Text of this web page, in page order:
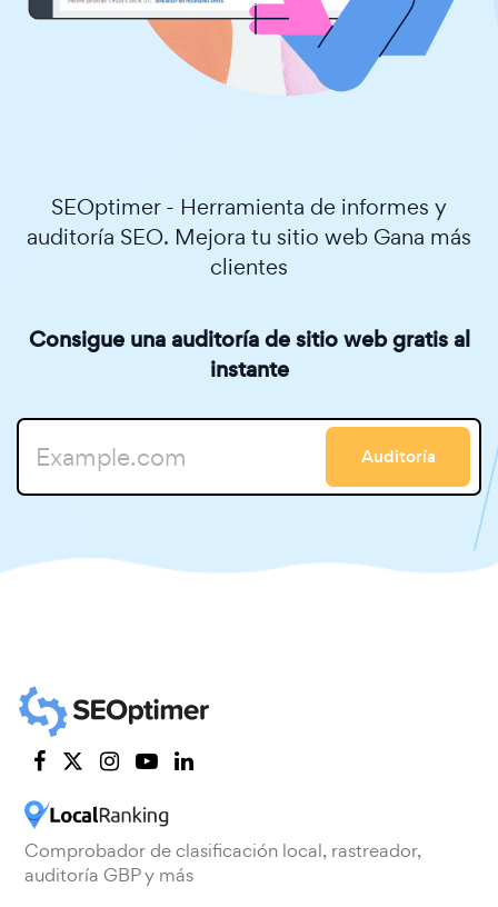
SEOptimer - Herramienta de informes y
auditoría SEO. Mejora tu sitio web Gana más
clientes
Consigue una auditoría de sitio web gratis al
instante
Auditoría
Comprobador de clasificación local, rastreador,
auditoría GBP y más